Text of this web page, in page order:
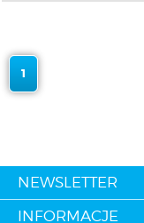
1
NEWSLETTER
INFORMACJE